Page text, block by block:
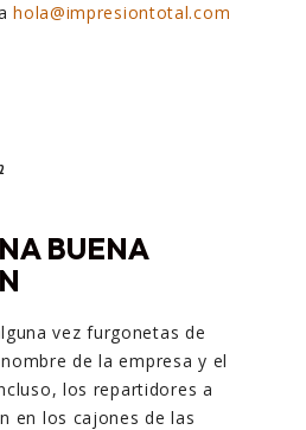
hola@impresiontotal.com
BUENA
vez furgonetas de
de la empresa y el
los repartidores a
en los cajones de las